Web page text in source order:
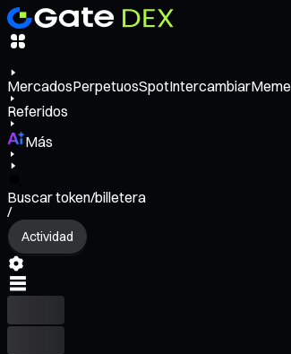
MercadosPerpetuosSpotIntercambiarMeme
Referidos
Más
Buscar token/billetera
/
Actividad